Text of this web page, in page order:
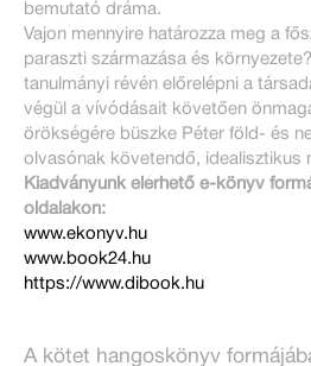
bemutató dráma.
Vajon mennyire határozza meg a
paraszti származása és
tanulmányi révén előrelépni a
végül a vívódásait követően
örökségére büszke Péter föld- és
olvasónak követendő, idealisztikus
Kiadványunk elérhető e-könyv
oldalakon:
www.ekonyv.hu
www.book24.hu
https://www.dibook.hu
A kötet hangoskönyv